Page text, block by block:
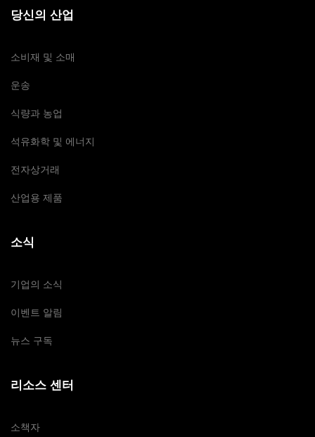
당신의 산업
소비재 및 소매
운송
식량과 농업
석유화학 및 에너지
전자상거래
산업용 제품
소식
기업의 소식
이벤트 알림
뉴스 구독
리소스 센터
소책자